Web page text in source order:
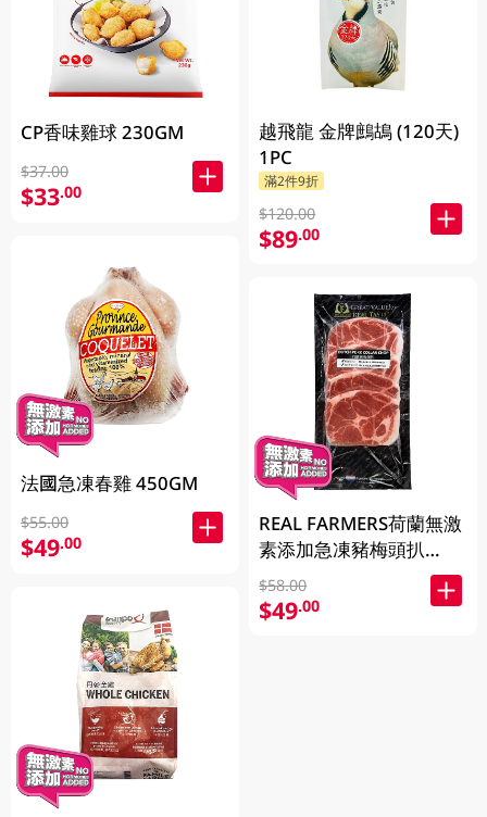
CP香味雞球 230GM
$37.00
$33.00
法國急凍春雞 450GM
$55.00
$49.00
越飛龍 金牌鷓鴣 (120天)
1PC
滿2件9折
$120.00
$89.00
REAL FARMERS荷蘭無激
素添加急凍豬梅頭扒
400GM
$58.00
$49.00